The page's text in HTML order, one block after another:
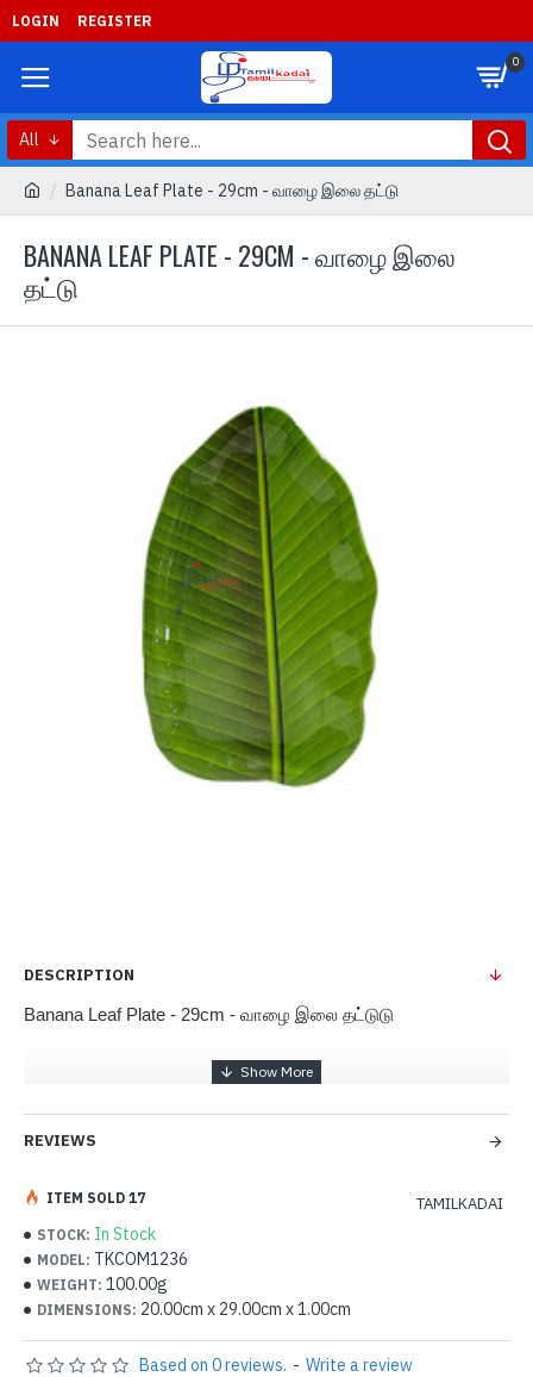
LOGIN REGISTER
0
All
Banana Leaf Plate - 29cm - வாழை இலை தட்டு
BANANA LEAF PLATE - 29CM - வாழை இலை
தட்டு
DESCRIPTION
Banana Leaf Plate - 29cm - வாழை இலை தட்டுடு
REVIEWS
STOCK: In Stock
MODEL: TKCOM1236
WEIGHT: 100.00g
DIMENSIONS: 20.00cm x 29.00cm x 1.00cm
TAMILKADAI
ITEM SOLD 17
Based on 0 reviews. - Write a review